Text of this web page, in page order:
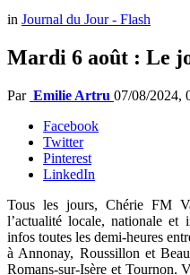
in Journal du Jour - Flash
Mardi 6 août : Le
Par Emilie Artru 07/08/2024,
Facebook
Twitter
Pinterest
LinkedIn
Tous les jours, Chérie FM
l’actualité locale, nationale et
infos toutes les demi-heures
à Annonay, Roussillon et
Romans-sur-Isère et Tournon.